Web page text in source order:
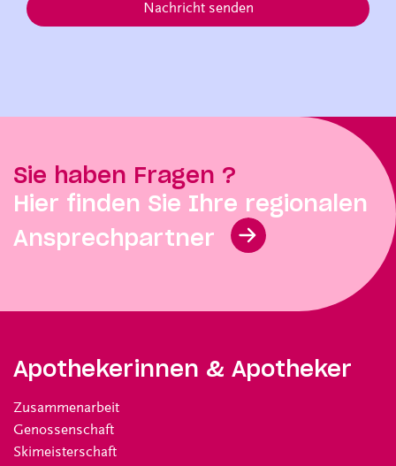
Nachricht senden
Sie haben Fragen ?
Hier finden Sie Ihre regionalen
Ansprechpartner
Apothekerinnen & Apotheker
Zusammenarbeit
Genossenschaft
Skimeisterschaft